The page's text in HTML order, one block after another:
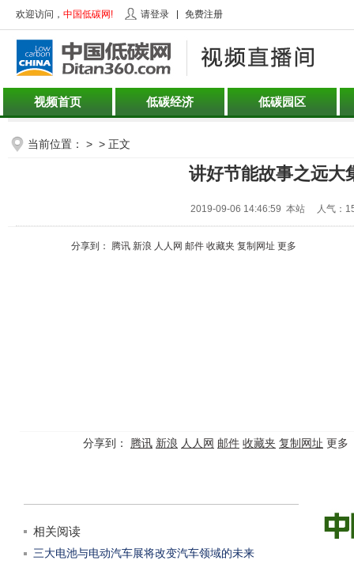
欢迎访问， 中国低碳网! 请登录 免费注册
视频首页 低碳经济 低碳园区
当前位置： > > 正文
讲好节能故事之远大
2019-09-06 14:46:59 本站 人气：
分享到： 腾讯 新浪 人人网 邮件 收藏夹 复制网址 更多
分享到： 腾讯 新浪 人人网 邮件 收藏夹 复制网址 更多
相关阅读
三大电池与电动汽车展将改变汽车领域的未来